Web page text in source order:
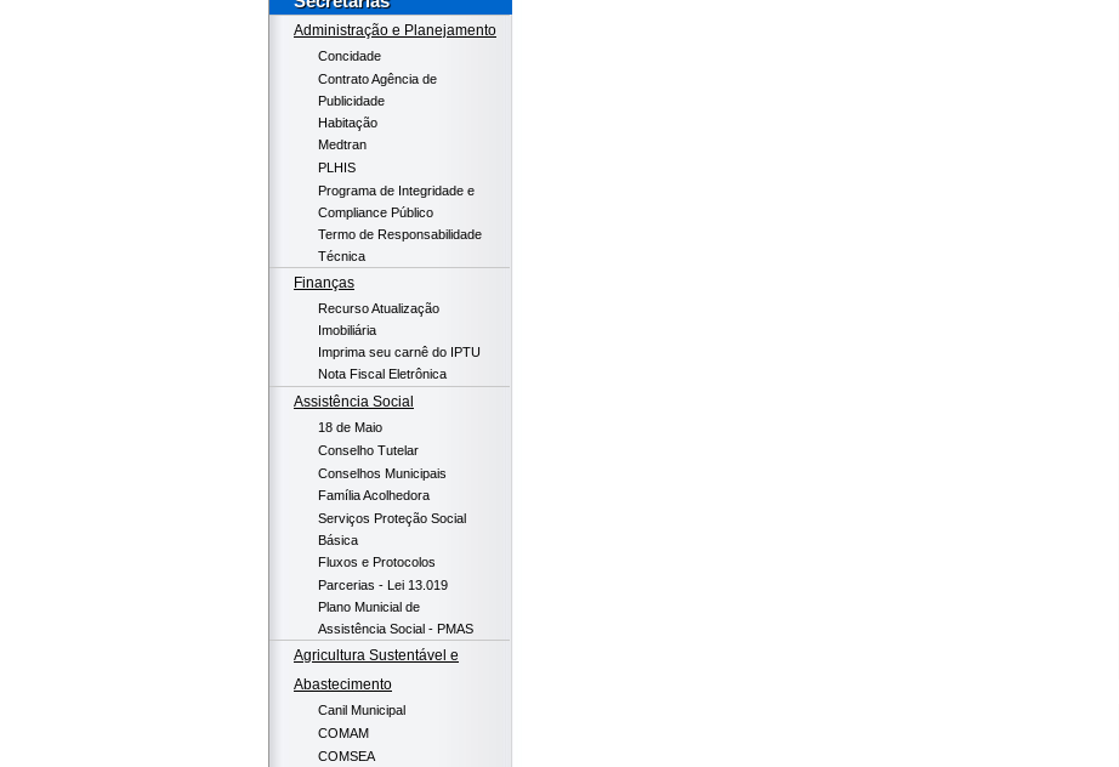
Administração e Planejamento
Concidade
Contrato Agência de
Publicidade
Habitação
Medtran
PLHIS
Programa de Integridade e
Compliance Público
Termo de Responsabilidade
Técnica
Finanças
Recurso Atualização
Imobiliária
Imprima seu carnê do IPTU
Nota Fiscal Eletrônica
Assistência Social
18 de Maio
Conselho Tutelar
Conselhos Municipais
Família Acolhedora
Serviços Proteção Social
Básica
Fluxos e Protocolos
Parcerias - Lei 13.019
Plano Municial de
Assistência Social - PMAS
Agricultura Sustentável e
Abastecimento
Canil Municipal
COMAM
COMSEA